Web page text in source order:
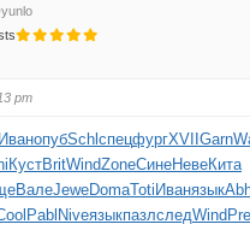
pm
ИванопубSchl спецфургXVII Garn
КустBritWindZoneСинеНевеКита
ВалеJeweDomaToti Иванязык
Pabl NiveязыкпазлследWind